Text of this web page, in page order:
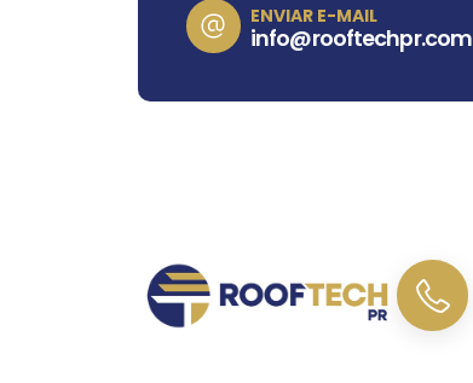
ENVIAR E-MAIL
info@rooftechpr.com